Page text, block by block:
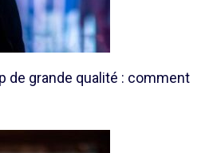
de grande qualité : comment